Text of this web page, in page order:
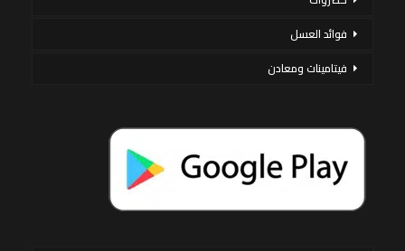
فوائد العسل
فيتامينات ومعادن